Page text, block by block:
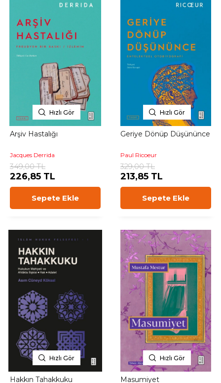
Hızlı Gör
Arşiv Hastalığı
Jacques Derrida
349,00 TL
226,85 TL
Sepete Ekle
Hızlı Gör
Geriye Dönüp Düşününce
Paul Ricoeur
329,00 TL
213,85 TL
Sepete Ekle
Hızlı Gör
Hakkın Tahakkuku
Hızlı Gör
Masumiyet